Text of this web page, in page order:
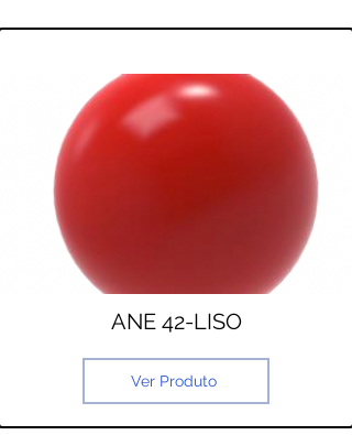
ANE 42-LISO
Ver Produto